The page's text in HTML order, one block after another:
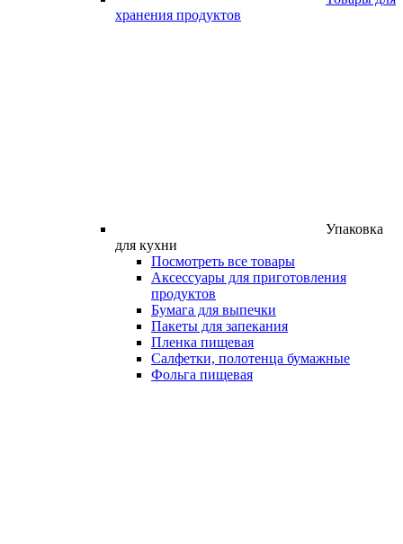
хранения продуктов
Упаковка
для кухни
Посмотреть все товары
Аксессуары для приготовления
продуктов
Бумага для выпечки
Пакеты для запекания
Пленка пищевая
Салфетки, полотенца бумажные
Фольга пищевая